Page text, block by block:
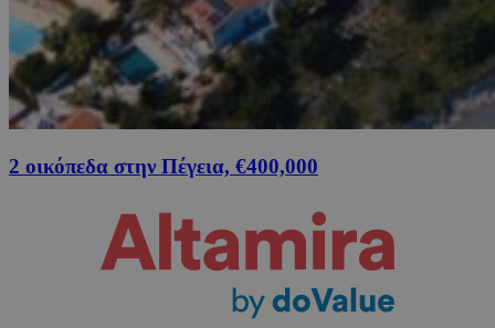
2 οικόπεδα στην Πέγεια, €400,000